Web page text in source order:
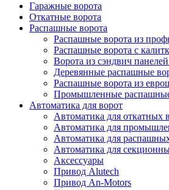
Гаражные ворота
Откатные ворота
Распашные ворота
Распашные ворота из
Распашные ворота с
Ворота из сэндвич
Деревянные распашные
Распашные ворота из
Промышленные
Автоматика для ворот
Автоматика для откатных
Автоматика для
Автоматика для
Автоматика для
Аксессуары
Привод Alutech
Привод An-Motors